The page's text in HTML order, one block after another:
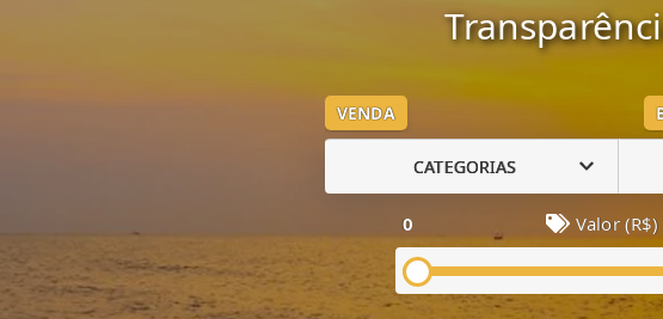
VENDA
CATEGORIAS
0 Valor (R$)